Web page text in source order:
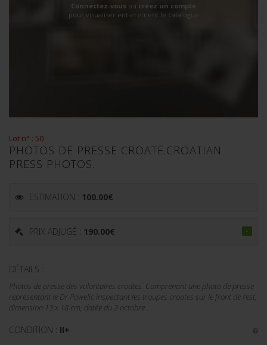
Connectez-vous ou créez un compte
pour visualiser entièrement le catalogue
Lot n° : 50
PHOTOS DE PRESSE CROATE.CROATIAN
PRESS PHOTOS.
ESTIMATION : 100.00€
PRIX ADJUGÉ : 190.00€
DÉTAILS :
Photos de presse des volontaires croates. Comprenant une photo de presse
représentant le Dr Pawelic inspectant les troupes croates sur le front de l'est,
dimension 13 x 18 cm, datée du 2 octobre...
CONDITION : II+